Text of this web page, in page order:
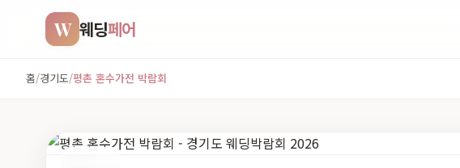
W 웨딩페어
홈/경기도/평촌 혼수가전 박람회